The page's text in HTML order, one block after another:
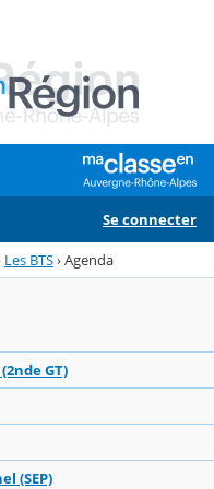
Se connecter
Les BTS›Agenda
GT)
(SEP)